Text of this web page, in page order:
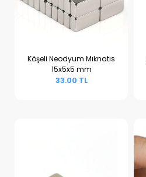
Sepete Ekle
Köşeli Neodyum Mıknatıs
15x5x5 mm
33.00 TL